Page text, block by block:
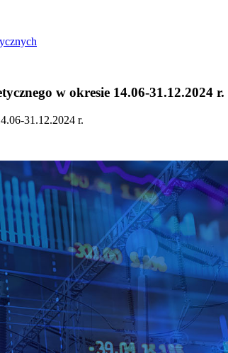
w okresie 14.06-31.12.2024 r.
31.12.2024 r.